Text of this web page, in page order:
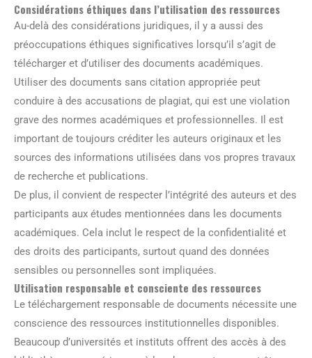
Considérations éthiques dans l’utilisation des ressources
Au-delà des considérations juridiques, il y a aussi des
préoccupations éthiques significatives lorsqu’il s’agit de
télécharger et d’utiliser des documents académiques.
Utiliser des documents sans citation appropriée peut
conduire à des accusations de plagiat, qui est une violation
grave des normes académiques et professionnelles. Il est
important de toujours créditer les auteurs originaux et les
sources des informations utilisées dans vos propres travaux
de recherche et publications.
De plus, il convient de respecter l’intégrité des auteurs et des
participants aux études mentionnées dans les documents
académiques. Cela inclut le respect de la confidentialité et
des droits des participants, surtout quand des données
sensibles ou personnelles sont impliquées.
Utilisation responsable et consciente des ressources
Le téléchargement responsable de documents nécessite une
conscience des ressources institutionnelles disponibles.
Beaucoup d’universités et instituts offrent des accès à des